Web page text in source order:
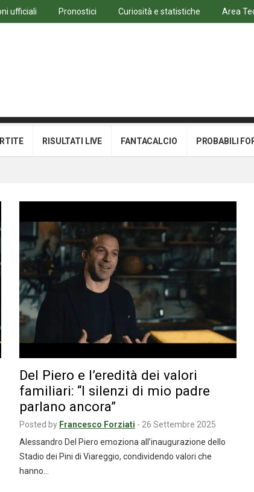
ufficiali Pronostici Curiosità e statistiche Area
RISULTATI LIVE FANTACALCIO PROBABILI
Del Piero e l’eredità dei valori
familiari: “I silenzi di mio padre
parlano ancora”
Posted by Francesco Forziati - 26 Settembre 2025
Alessandro Del Piero emoziona all’inaugurazione dello
Stadio dei Pini di Viareggio, condividendo valori che
hanno…